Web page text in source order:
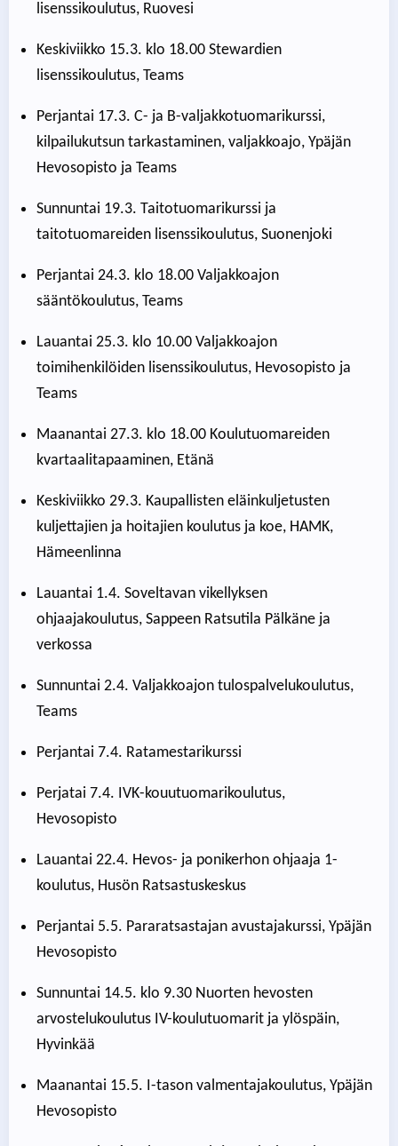
lisenssikoulutus, Ruovesi
Keskiviikko 15.3. klo 18.00 Stewardien
lisenssikoulutus, Teams
Perjantai 17.3. C- ja B-valjakkotuomarikurssi,
kilpailukutsun tarkastaminen, valjakkoajo, Ypäjän
Hevosopisto ja Teams
Sunnuntai 19.3. Taitotuomarikurssi ja
taitotuomareiden lisenssikoulutus, Suonenjoki
Perjantai 24.3. klo 18.00 Valjakkoajon
sääntökoulutus, Teams
Lauantai 25.3. klo 10.00 Valjakkoajon
toimihenkilöiden lisenssikoulutus, Hevosopisto ja
Teams
Maanantai 27.3. klo 18.00 Koulutuomareiden
kvartaalitapaaminen, Etänä
Keskiviikko 29.3. Kaupallisten eläinkuljetusten
kuljettajien ja hoitajien koulutus ja koe, HAMK,
Hämeenlinna
Lauantai 1.4. Soveltavan vikellyksen
ohjaajakoulutus, Sappeen Ratsutila Pälkäne ja
verkossa
Sunnuntai 2.4. Valjakkoajon tulospalvelukoulutus,
Teams
Perjantai 7.4. Ratamestarikurssi
Perjatai 7.4. IVK-kouutuomarikoulutus,
Hevosopisto
Lauantai 22.4. Hevos- ja ponikerhon ohjaaja 1-
koulutus, Husön Ratsastuskeskus
Perjantai 5.5. Pararatsastajan avustajakurssi, Ypäjän
Hevosopisto
Sunnuntai 14.5. klo 9.30 Nuorten hevosten
arvostelukoulutus IV-koulutuomarit ja ylöspäin,
Hyvinkää
Maanantai 15.5. I-tason valmentajakoulutus, Ypäjän
Hevosopisto